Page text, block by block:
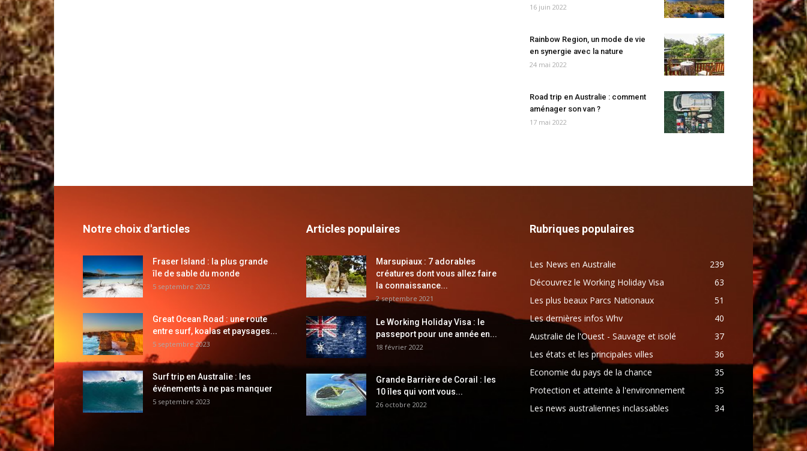
16 juin 2022
Rainbow Region, un mode de vie
en synergie avec la nature
24 mai 2022
Road trip en Australie : comment
aménager son van ?
17 mai 2022
Notre choix d'articles
Fraser Island : la plus grande
île de sable du monde
5 septembre 2023
Great Ocean Road : une route
entre surf, koalas et paysages...
5 septembre 2023
Surf trip en Australie : les
événements à ne pas manquer
5 septembre 2023
Articles populaires
Marsupiaux : 7 adorables
créatures dont vous allez faire
la connaissance...
2 septembre 2021
Le Working Holiday Visa : le
passeport pour une année en...
18 février 2022
Grande Barrière de Corail : les
10 îles qui vont vous...
26 octobre 2022
Rubriques populaires
Les News en Australie
239
Découvrez le Working Holiday Visa
63
Les plus beaux Parcs Nationaux
51
Les dernières infos Whv
40
Australie de l'Ouest - Sauvage et isolé
37
Les états et les principales villes
36
Economie du pays de la chance
35
Protection et atteinte à l'environnement
35
Les news australiennes inclassables
34